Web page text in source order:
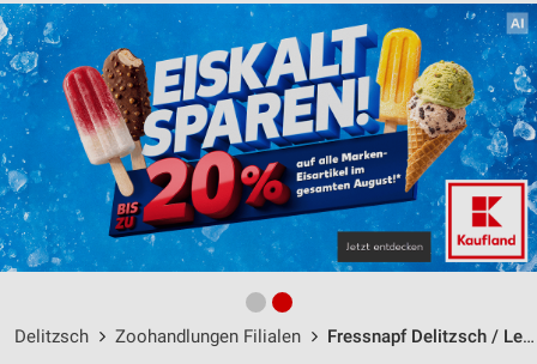
Delitzsch Zoohandlungen Filialen Fressnapf Delitzsch / Leipziger Straße 28 - Öffnungszeiten & Adresse